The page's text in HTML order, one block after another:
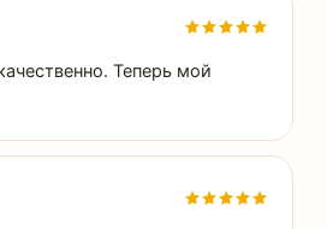
Теперь мой